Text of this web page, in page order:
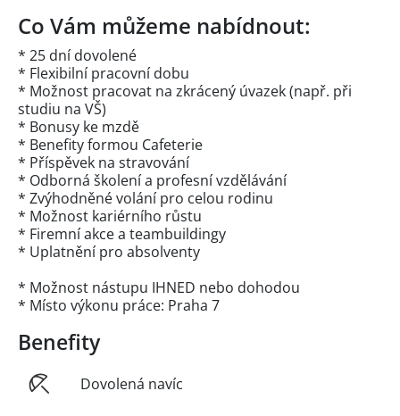
Co Vám můžeme nabídnout:
* 25 dní dovolené
* Flexibilní pracovní dobu
* Možnost pracovat na zkrácený úvazek (např. při
studiu na VŠ)
* Bonusy ke mzdě
* Benefity formou Cafeterie
* Příspěvek na stravování
* Odborná školení a profesní vzdělávání
* Zvýhodněné volání pro celou rodinu
* Možnost kariérního růstu
* Firemní akce a teambuildingy
* Uplatnění pro absolventy
* Možnost nástupu IHNED nebo dohodou
* Místo výkonu práce: Praha 7
Benefity
Dovolená navíc